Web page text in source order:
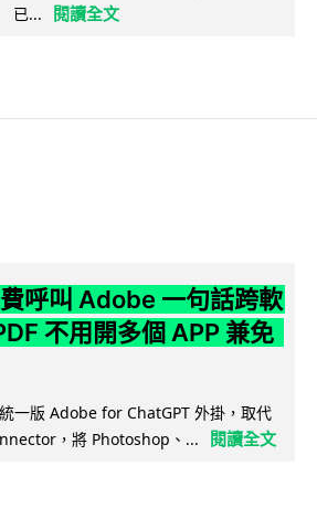
已...
閱讀全文
呼叫 Adobe 一句話跨軟
不用開多個 APP 兼免
一版 Adobe for ChatGPT 外掛，取代
，將 Photoshop、...
閱讀全文